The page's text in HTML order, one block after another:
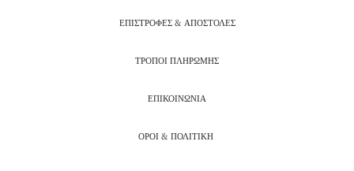
ΕΠΙΣΤΡΟΦΕΣ & ΑΠΟΣΤΟΛΕΣ
ΤΡΟΠΟΙ ΠΛΗΡΩΜΗΣ
ΕΠΙΚΟΙΝΩΝΙΑ
ΟΡΟΙ & ΠΟΛΙΤΙΚΗ